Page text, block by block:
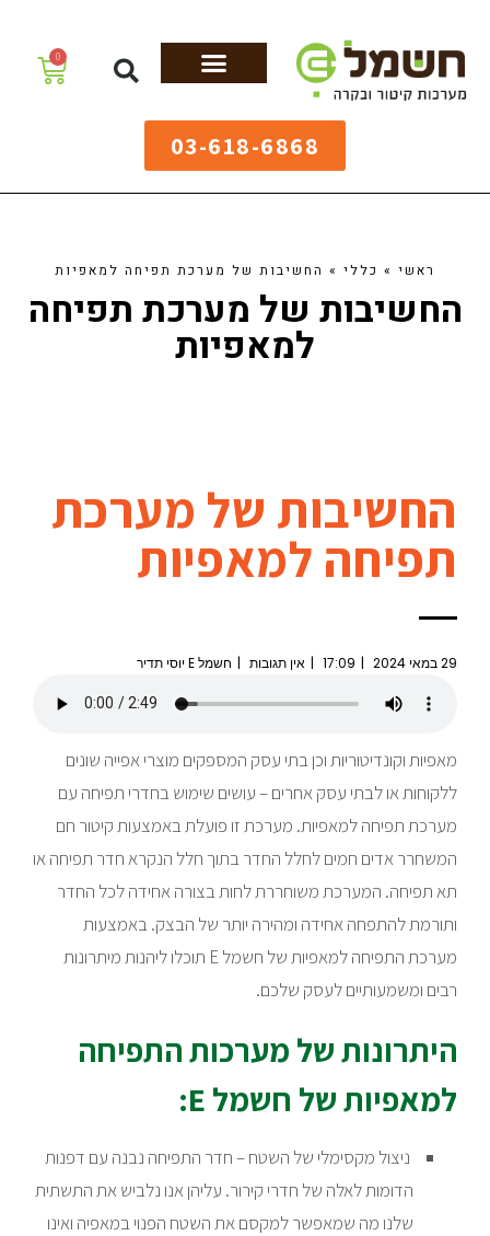
0
03-618-6868
ראשי » כללי » החשיבות של מערכת תפיחה למאפיות
החשיבות של מערכת תפיחה
למאפיות
החשיבות של מערכת
תפיחה למאפיות
29 במאי 2024 17:09 אין תגובות חשמל E יוסי תדיר
מאפיות וקונדיטוריות וכן בתי עסק המספקים מוצרי אפייה שונים
ללקוחות או לבתי עסק אחרים – עושים שימוש בחדרי תפיחה עם
מערכת תפיחה למאפיות. מערכת זו פועלת באמצעות קיטור חם
המשחרר אדים חמים לחלל החדר בתוך חלל הנקרא חדר תפיחה או
תא תפיחה. המערכת משוחררת לחות בצורה אחידה לכל החדר
ותורמת להתפחה אחידה ומהירה יותר של הבצק. באמצעות
מערכת התפיחה למאפיות של חשמל E תוכלו ליהנות מיתרונות
רבים ומשמעותיים לעסק שלכם.
היתרונות של מערכות התפיחה
למאפיות של חשמל E:
ניצול מקסימלי של השטח – חדר התפיחה נבנה עם דפנות
הדומות לאלה של חדרי קירור. עליהן אנו נלביש את התשתית
שלנו מה שמאפשר למקסם את השטח הפנוי במאפיה ואינו